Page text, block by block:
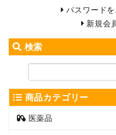
パスワード
新規会
検索
商品カテゴリー
医薬品